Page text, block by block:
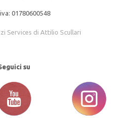
01780600548
Services di Attilio Scullari
su